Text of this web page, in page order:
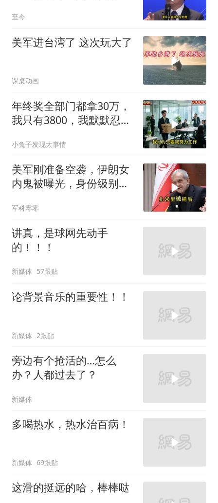
至今
美军进台湾了 这次玩大了
课桌动画
年终奖全部门都拿30万，
我只有3800，我默默忍
职
小兔子发现大事情
美军刚准备空袭，伊朗女
内鬼被曝光，身份级别很
军科零零
讲真，是球网先动手
的！！！
新媒体 57跟贴
论背景音乐的重要性！！
新媒体 2跟贴
旁边有个抢活的…怎么
办？人都过去了？
新媒体
多喝热水，热水治百病！
新媒体 69跟贴
这滑的挺远的哈，棒棒哒